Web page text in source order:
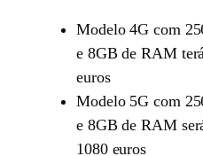
Modelo 4G com
e 8GB de RAM
euros
Modelo 5G com
e 8GB de RAM
1080 euros